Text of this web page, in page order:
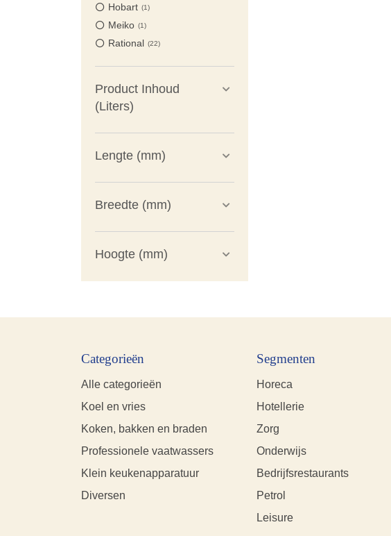
Hobart 1
Meiko 1
Rational 22
Product Inhoud
(Liters)
Lengte (mm)
Breedte (mm)
Hoogte (mm)
Categorieën
Alle categorieën
Koel en vries
Koken, bakken en braden
Professionele vaatwassers
Klein keukenapparatuur
Diversen
Segmenten
Horeca
Hotellerie
Zorg
Onderwijs
Bedrijfsrestaurants
Petrol
Leisure